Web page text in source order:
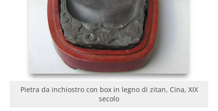
Pietra da inchiostro con box in legno di zitan, Cina, XIX
secolo